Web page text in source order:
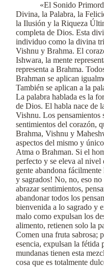
«El Sonido
Divina, la Palabra, la
la Ilusión y la Riqueza
completa de Dios. Esta
individuo como la divina
Vishnu y Brahma. El
Ishwara, la mente
representa a Brahma.
Brahman se aplican
También se aplican a la
La palabra hablada es la
de Dios. El habla nace de
Vishnu. Los pensamientos
sentimientos del corazón,
Brahma, Vishnu y
aspectos del mismo y
Atma o Brahman. Si el
perfecto y se eleva al
gente abandona
y sagrados! No, no, eso
abrazar sentimientos,
abandonar todos los
bienvenida a lo sagrado y
malo como expulsan los
alimento, retienen solo la
Comen una fruta sabrosa;
esencia, expulsan la fétida
mundanas tienen esta
cosa que es totalmente